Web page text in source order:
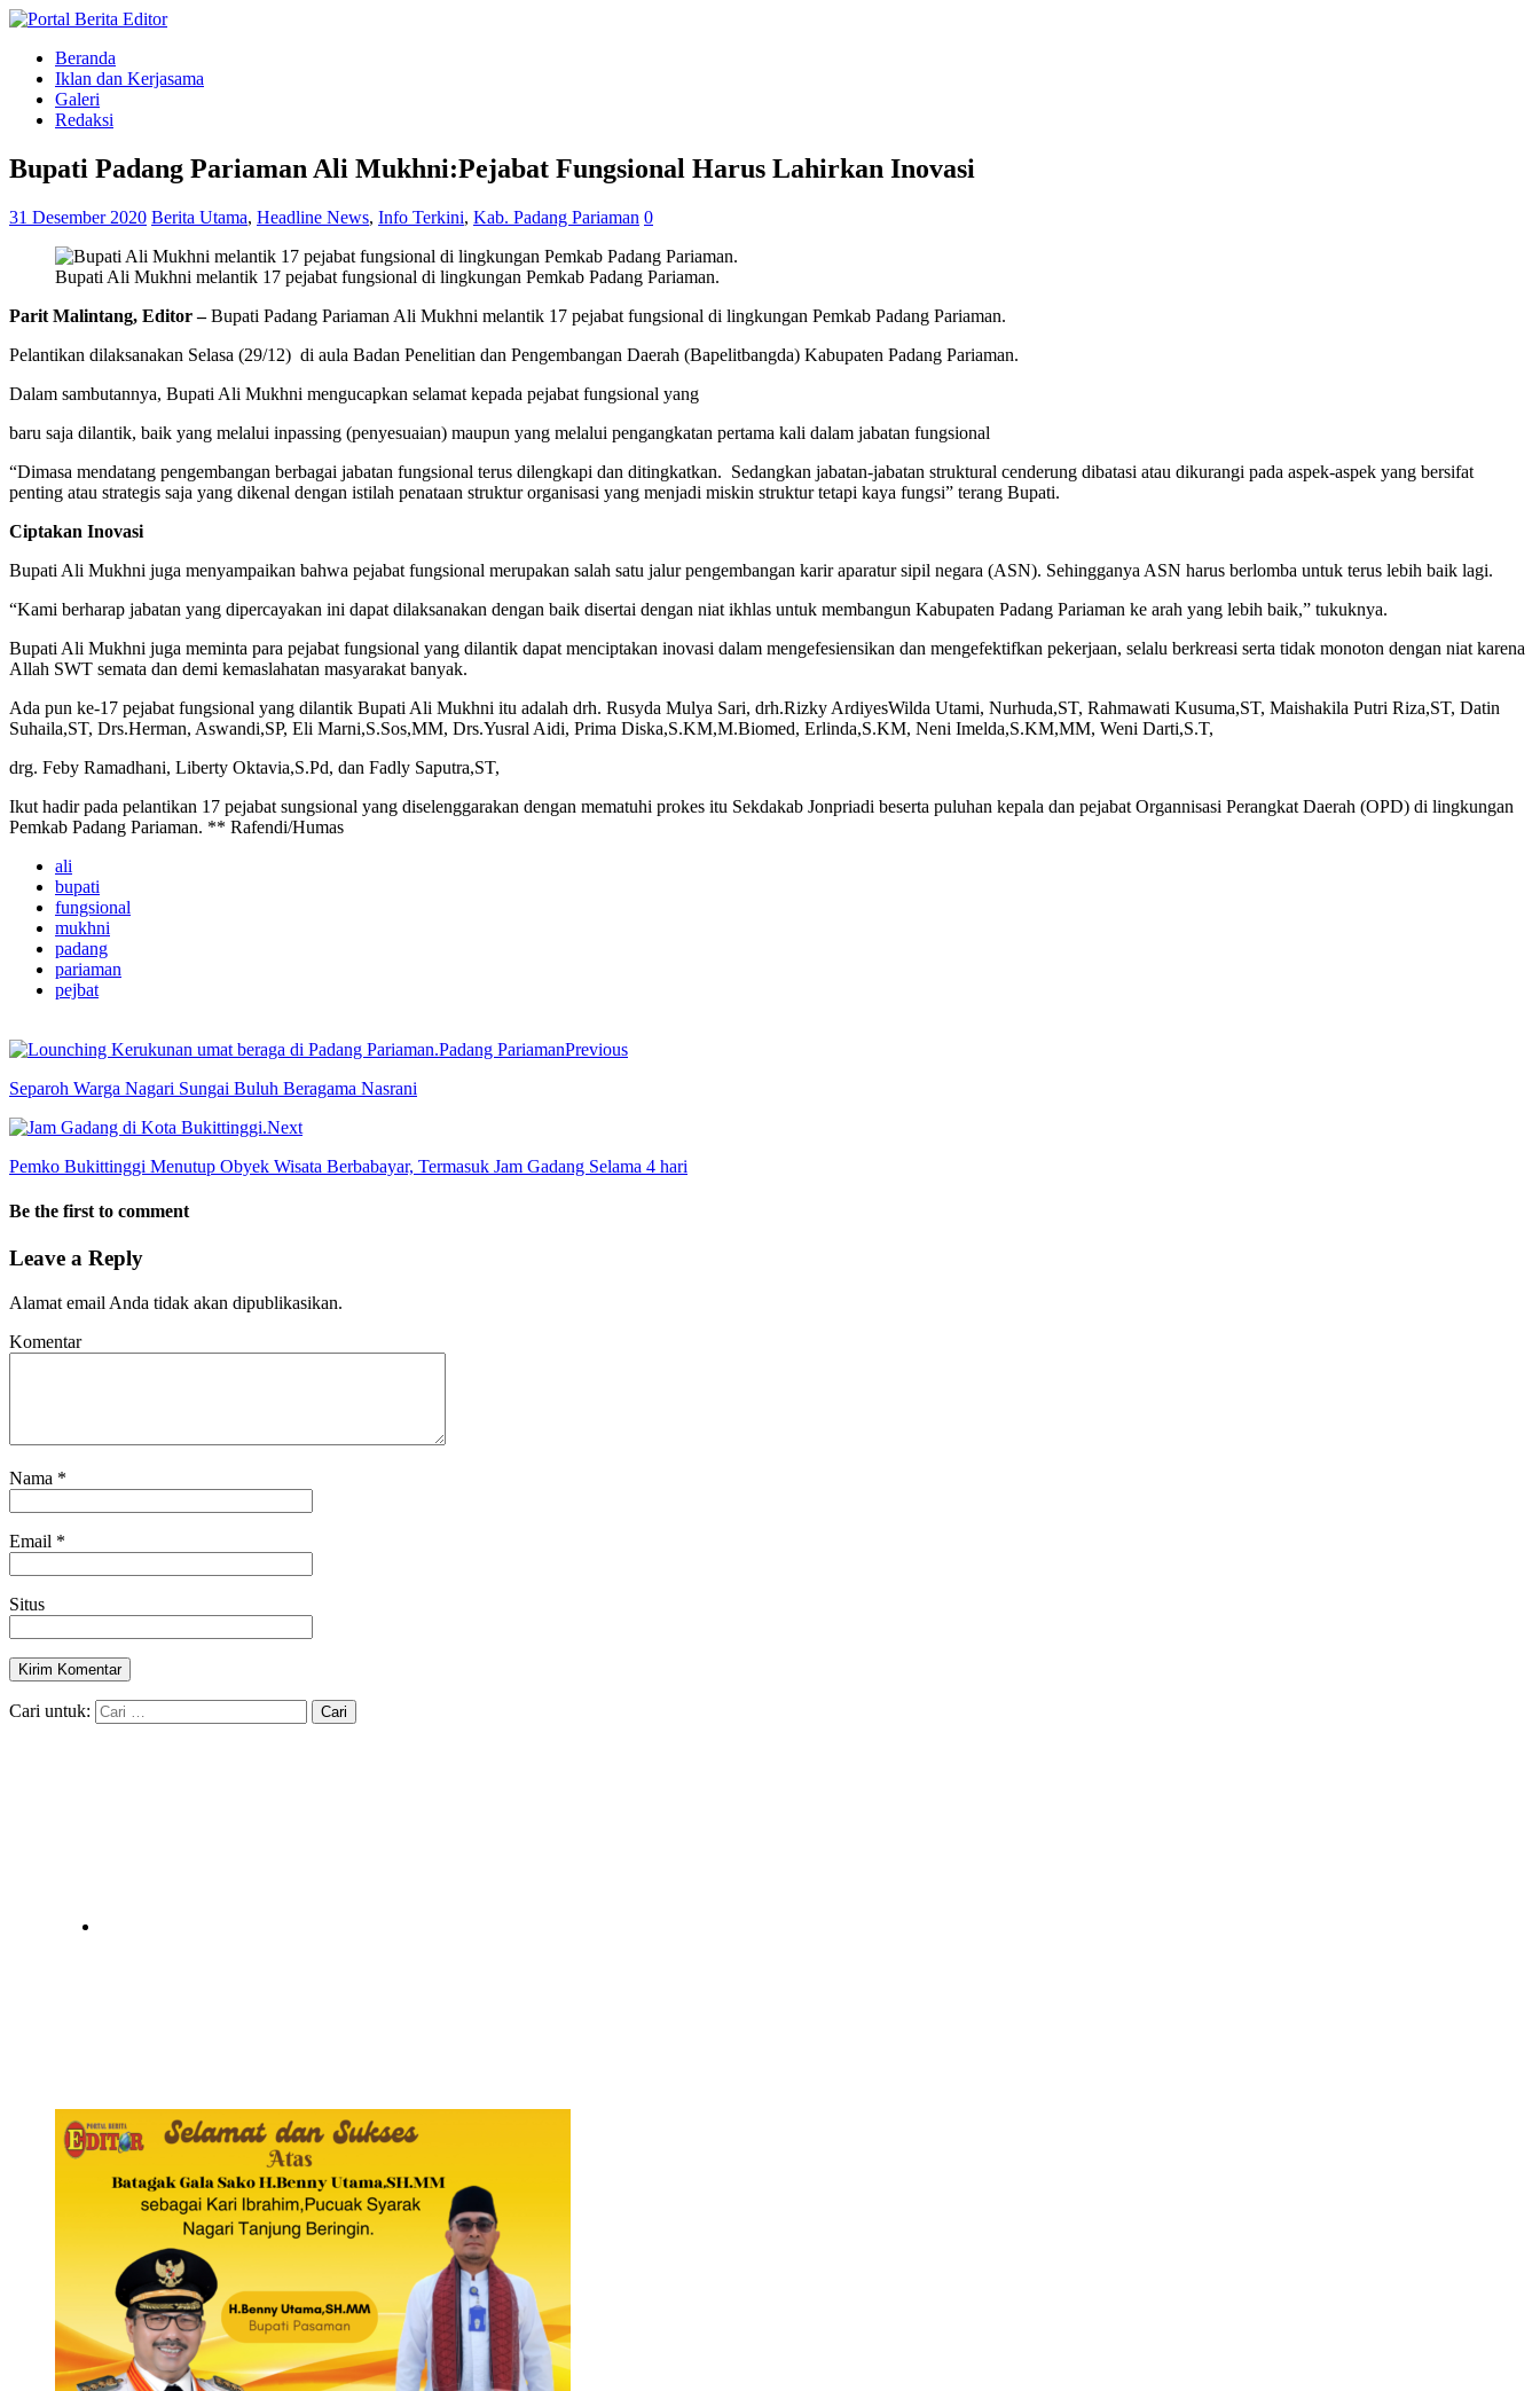
Beranda
Iklan dan Kerjasama
Galeri
Redaksi
Bupati Padang Pariaman Ali Mukhni:Pejabat Fungsional Harus Lahirkan Inovasi
31 Desember 2020 Berita Utama, Headline News, Info Terkini, Kab. Padang Pariaman 0
Bupati Ali Mukhni melantik 17 pejabat fungsional di lingkungan Pemkab Padang Pariaman.
Parit Malintang, Editor –Bupati Padang Pariaman Ali Mukhni melantik 17 pejabat fungsional di lingkungan Pemkab Padang Pariaman.
Pelantikan dilaksanakan Selasa (29/12) di aula Badan Penelitian dan Pengembangan Daerah (Bapelitbangda) Kabupaten Padang Pariaman.
Dalam sambutannya, Bupati Ali Mukhni mengucapkan selamat kepada pejabat fungsional yang
baru saja dilantik, baik yang melalui inpassing (penyesuaian) maupun yang melalui pengangkatan pertama kali dalam jabatan fungsional
“Dimasa mendatang pengembangan berbagai jabatan fungsional terus dilengkapi dan ditingkatkan. Sedangkan jabatan-jabatan struktural cenderung dibatasi atau dikurangi pada aspek-aspek yang bersifat
penting atau strategis saja yang dikenal dengan istilah penataan struktur organisasi yang menjadi miskin struktur tetapi kaya fungsi” terang Bupati.
Ciptakan Inovasi
Bupati Ali Mukhni juga menyampaikan bahwa pejabat fungsional merupakan salah satu jalur pengembangan karir aparatur sipil negara (ASN). Sehingganya ASN harus berlomba untuk terus lebih baik lagi.
“Kami berharap jabatan yang dipercayakan ini dapat dilaksanakan dengan baik disertai dengan niat ikhlas untuk membangun Kabupaten Padang Pariaman ke arah yang lebih baik,” tukuknya.
Bupati Ali Mukhni juga meminta para pejabat fungsional yang dilantik dapat menciptakan inovasi dalam mengefesiensikan dan mengefektifkan pekerjaan, selalu berkreasi serta tidak monoton dengan niat karena
Allah SWT semata dan demi kemaslahatan masyarakat banyak.
Ada pun ke-17 pejabat fungsional yang dilantik Bupati Ali Mukhni itu adalah drh. Rusyda Mulya Sari, drh.Rizky ArdiyesWilda Utami, Nurhuda,ST, Rahmawati Kusuma,ST, Maishakila Putri Riza,ST, Datin
Suhaila,ST, Drs.Herman, Aswandi,SP, Eli Marni,S.Sos,MM, Drs.Yusral Aidi, Prima Diska,S.KM,M.Biomed, Erlinda,S.KM, Neni Imelda,S.KM,MM, Weni Darti,S.T,
drg. Feby Ramadhani, Liberty Oktavia,S.Pd, dan Fadly Saputra,ST,
Ikut hadir pada pelantikan 17 pejabat sungsional yang diselenggarakan dengan mematuhi prokes itu Sekdakab Jonpriadi beserta puluhan kepala dan pejabat Organnisasi Perangkat Daerah (OPD) di lingkungan
Pemkab Padang Pariaman. ** Rafendi/Humas
ali
bupati
fungsional
mukhni
padang
pariaman
pejbat
Previous
Separoh Warga Nagari Sungai Buluh Beragama Nasrani
Next
Pemko Bukittinggi Menutup Obyek Wisata Berbabayar, Termasuk Jam Gadang Selama 4 hari
Be the first to comment
Leave a Reply
Alamat email Anda tidak akan dipublikasikan.
Komentar
Nama *
Email *
Situs
Cari untuk: